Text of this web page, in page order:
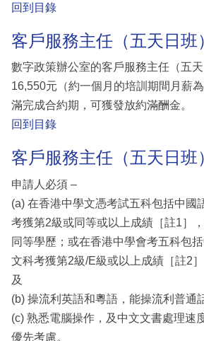
回到目錄
客戶服務主任（五天日班
數字政策辦公室的客戶服務主任（五
16,550元（約一個月的培訓期間月薪
滿完成合約期，可獲發放約滿酬金。
回到目錄
客戶服務主任（五天日班
申請人必須 –
(a) 在香港中學文憑考試五科包括中國
考獲第2級或同等或以上成績［註1］
同等學歷；或在香港中學會考五科包
文科考獲第2級/E級或以上成績［註2
及
(b) 操流利英語和粵語，能操流利普通
(c) 熟悉電腦操作，及中文文書處理速
優先考慮。